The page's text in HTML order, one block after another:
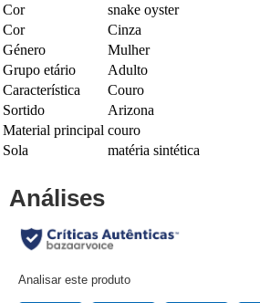
Cor
snake oyster
Cor
Cinza
Género
Mulher
Grupo etário
Adulto
Característica
Couro
Sortido
Arizona
Material principal couro
Sola
matéria sintética